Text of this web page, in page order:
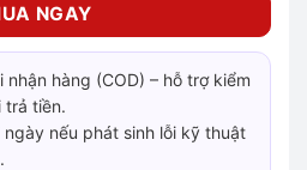
NGAY
hàng (COD) – hỗ trợ kiểm
trả tiền.
nếu phát sinh lỗi kỹ thuật